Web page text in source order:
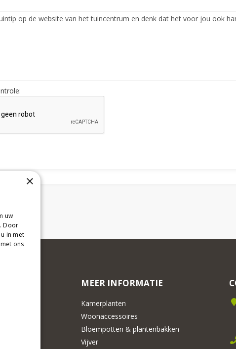
MEER INFORMATIE
Kamerplanten
Woonaccessoires
Bloempotten & plantenbakken
Vijver
×
uw
Door
in met
ons